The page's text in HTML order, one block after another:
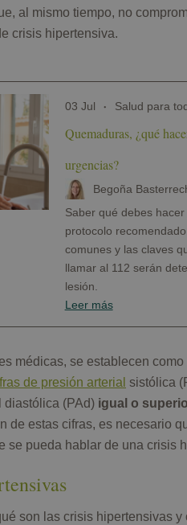
al mismo tiempo, no
crisis hipertensiva.
03 Jul Salud para
Quemaduras, ¿qué
urgencias?
Begoña
Saber qué debes
protocolo
comunes y las claves
llamar al 112 serán
lesión.
Leer más
médicas, se establecen
de presión arterial sistólica
diastólica (PAd) igual o
de estas cifras, es necesario
se pueda hablar de una crisis
son las crisis hipertensivas